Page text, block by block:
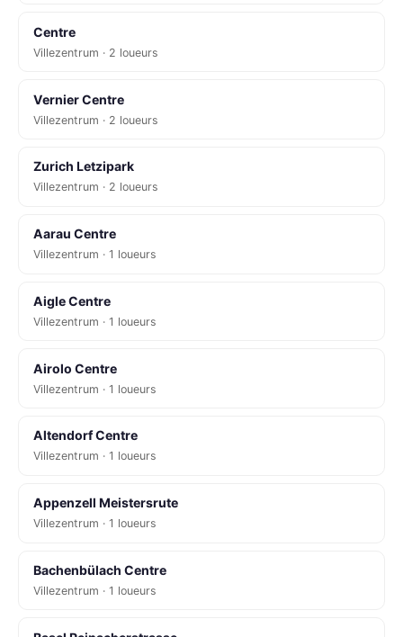
Centre
Villezentrum · 2 loueurs
Vernier Centre
Villezentrum · 2 loueurs
Zurich Letzipark
Villezentrum · 2 loueurs
Aarau Centre
Villezentrum · 1 loueurs
Aigle Centre
Villezentrum · 1 loueurs
Airolo Centre
Villezentrum · 1 loueurs
Altendorf Centre
Villezentrum · 1 loueurs
Appenzell Meistersrute
Villezentrum · 1 loueurs
Bachenbülach Centre
Villezentrum · 1 loueurs